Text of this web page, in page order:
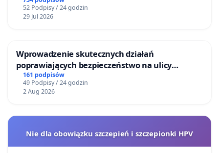
52 Podpisy / 24 godzin
29 Jul 2026
Wprowadzenie skutecznych działań
poprawiających bezpieczeństwo na ulicy
Żeromskiego w Otwocku
161 podpisów
49 Podpisy / 24 godzin
2 Aug 2026
Nie dla obowiązku szczepień i szczepionki HPV